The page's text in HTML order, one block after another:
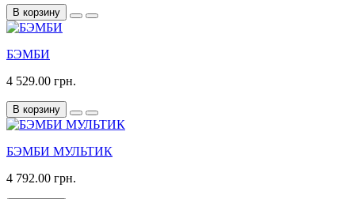
В корзину
БЭМБИ
4 529.00 грн.
В корзину
БЭМБИ МУЛЬТИК
4 792.00 грн.